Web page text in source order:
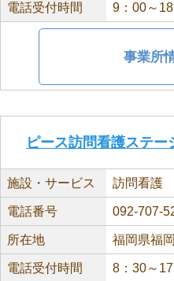
電話受付時間 9：00～
事業所
ピース訪問看護ステー
施設・サービス 訪問看護
電話番号 092-707-
所在地 福岡県福
電話受付時間 8：30～